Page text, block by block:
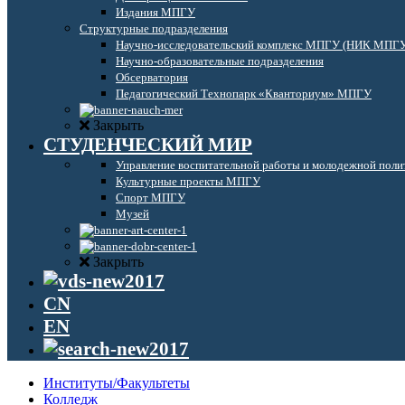
Издания МПГУ
Структурные подразделения
Научно-исследовательский комплекс МПГУ (НИК
Научно-образовательные подразделения
Обсерватория
Педагогический Технопарк «Кванториум» МПГУ
Закрыть
СТУДЕНЧЕСКИЙ МИР
Управление воспитательной работы и молодежной
Культурные проекты МПГУ
Спорт МПГУ
Музей
Закрыть
CN
EN
Институты/Факультеты
Колледж